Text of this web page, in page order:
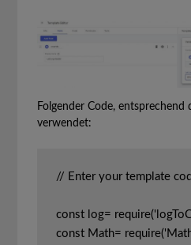
Folgender Code, entsprechend
verwendet:
// Enter your template
const log=
const Math=